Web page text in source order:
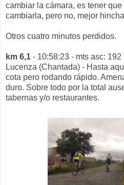
cambiar la cámara, es tener
cambiarla, pero no, mejor
Otros cuatro minutos perdidos.
km 6,1 - 10:58:23 - mts asc:
Lucenza (Chantada) - Hasta
cota pero rodando rápido.
duro. Sobre todo por la total
tabernas y/o restaurantes.